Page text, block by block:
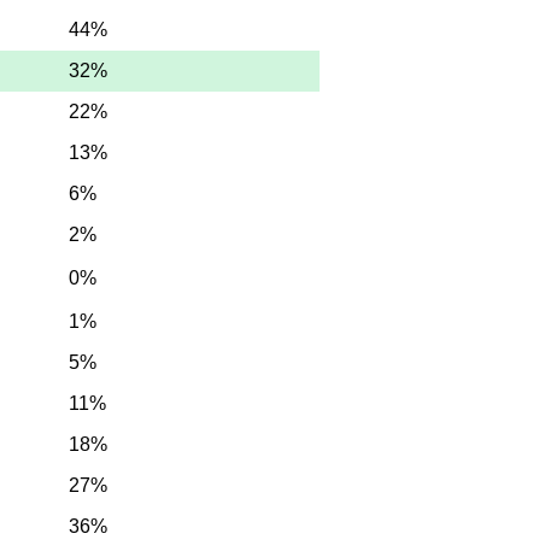
44%
32%
22%
13%
6%
2%
0%
1%
5%
11%
18%
27%
36%